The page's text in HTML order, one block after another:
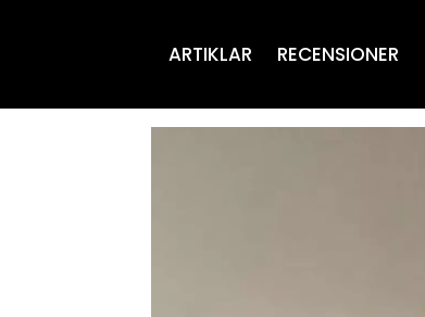
ARTIKLAR RECENSIONER